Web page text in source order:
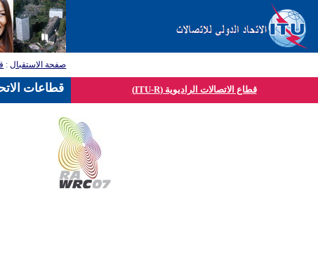
صفحة الاستقبال:
قطاع الاتصالات الراديوية (ITU-R) قطاعات